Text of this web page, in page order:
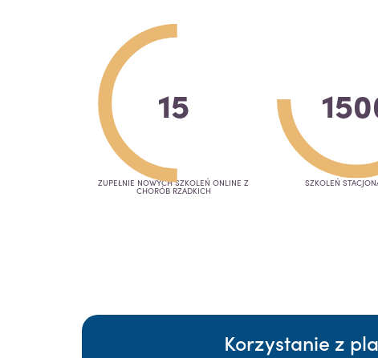
15
ZUPEŁNIE NOWYCH SZKOLEŃ ONLINE Z
CHORÓB RZADKICH
SZKOLEŃ
Korzystanie z